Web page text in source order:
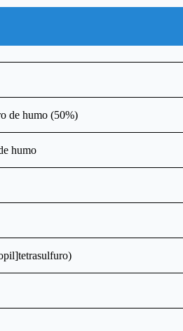
de humo (50%)
humo